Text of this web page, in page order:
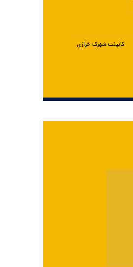
کابینت شهرک خرازی